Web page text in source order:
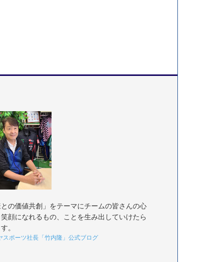
の価値共創」をテーマにチームの皆さんの心
顔になれるもの、ことを生み出していけたら
。
スポーツ社長「竹内隆」公式ブログ